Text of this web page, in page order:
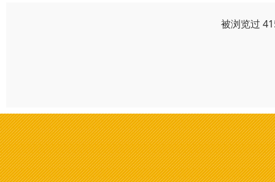
被浏览过